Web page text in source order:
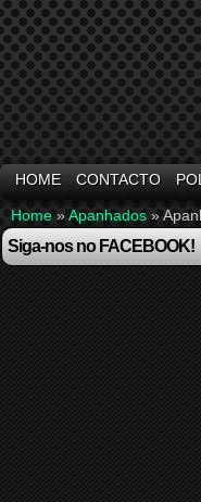
HOME CONTACTO
Home »Apanhados »
Siga-nos no FACEBOOK!